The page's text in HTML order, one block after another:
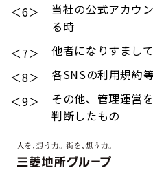
＜6＞
当社の公式アカウ
る時
＜7＞
他者になりすまし
＜8＞
各SNSの利用規約
＜9＞
その他、管理運営
判断したもの